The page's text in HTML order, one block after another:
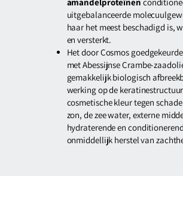
uitgebalanceerde
haar het meest beschadigd is,
en versterkt.
Het door Cosmos goedgekeurde
met Abessijnse Crambe-
gemakkelijk biologisch
werking op de
cosmetische kleur tegen
zon, de zee water, externe
hydraterende en
onmiddellijk herstel van